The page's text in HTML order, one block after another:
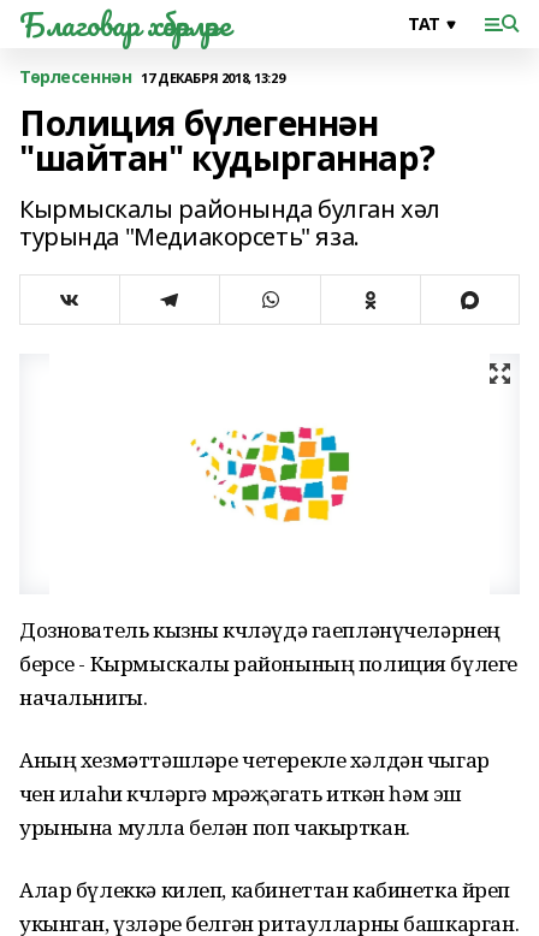
Благовар хәбәрләре
Төрлесеннән 17 ДЕКАБРЯ 2018, 13:29
Полиция бүлегеннән
"шайтан" кудырганнар?
Кырмыскалы районында булган хәл
турында "Медиакорсеть" яза.
Дознователь кызны көчләүдә гаепләнүчеләрнең
берсе - Кырмыскалы районының полиция бүлеге
начальнигы.
Аның хезмәттәшләре четерекле хәлдән чыгар
өчен илаһи көчләргә мөрәҗәгать иткән һәм эш
урынына мулла белән поп чакырткан.
Алар бүлеккә килеп, кабинеттан кабинетка йөреп
укынган, үзләре белгән ритаулларны башкарган.